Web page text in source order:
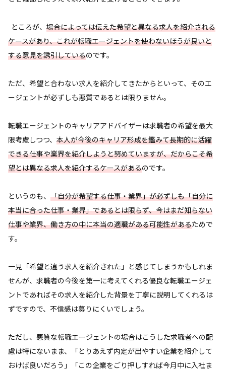
ところが、 場合によっては伝えた希望と異なる求人を紹介される
ケースがあり、これが転職エージェントを使わないほうが良いと
する意見を誘引しているのです。
ただ、希望と合わない求人を紹介してきたからといって、そのエ
ージェントが必ずしも悪質であるとは限りません。
転職エージェントのキャリアアドバイザーは求職者の希望を最大
限考慮しつつ、 本人が今後のキャリア形成を鑑みて長期的に活躍
できる仕事や業界を紹介しようと努めていますが、だからこそ希
望とは異なる求人を紹介するケースがあるのです。
というのも、 「自分が希望する仕事・業界」が必ずしも「自分に
本当に合った仕事・業界」であるとは限らず、今はまだ知らない
仕事や業界、働き方の中に本当の適職がある可能性があるためで
す。
一見「希望と違う求人を紹介された」と感じてしまうかもしれま
せんが、求職者の今後を第一に考えてくれる優良な転職エージェ
ントであればその求人を紹介した背景を丁寧に説明してくれるは
ずですので、不信感は募りにくいでしょう。
ただし、悪質な転職エージェントの場合はこうした求職者への配
慮は特にないまま、「とりあえず内定が出やすい企業を紹介して
おけば良いだろう」「この企業をごり押しすれば今月中に入社ま